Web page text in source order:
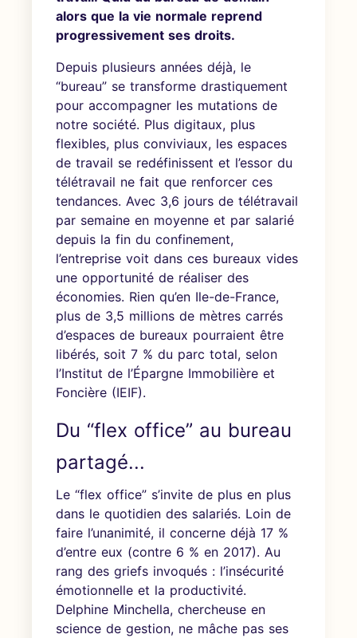
alors que la vie normale reprend
progressivement ses droits.
Depuis plusieurs années déjà, le
“bureau” se transforme drastiquement
pour accompagner les mutations de
notre société. Plus digitaux, plus
flexibles, plus conviviaux, les espaces
de travail se redéfinissent et l’essor du
télétravail ne fait que renforcer ces
tendances. Avec 3,6 jours de télétravail
par semaine en moyenne et par salarié
depuis la fin du confinement,
l’entreprise voit dans ces bureaux vides
une opportunité de réaliser des
économies. Rien qu’en Ile-de-France,
plus de 3,5 millions de mètres carrés
d’espaces de bureaux pourraient être
libérés, soit 7 % du parc total, selon
l’Institut de l’Épargne Immobilière et
Foncière (IEIF).
Du “flex office” au bureau
partagé...
Le “flex office” s’invite de plus en plus
dans le quotidien des salariés. Loin de
faire l’unanimité, il concerne déjà 17 %
d’entre eux (contre 6 % en 2017). Au
rang des griefs invoqués : l’insécurité
émotionnelle et la productivité.
Delphine Minchella, chercheuse en
science de gestion, ne mâche pas ses